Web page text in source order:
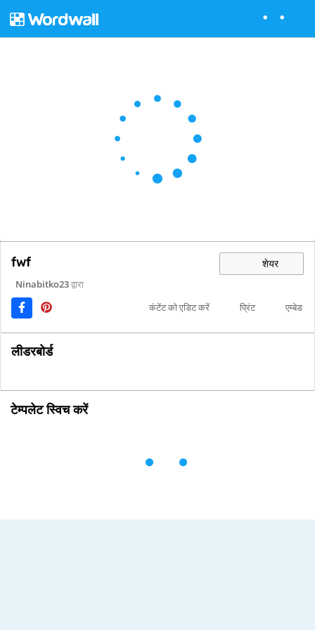
fwf शेयर
Ninabitko23द्वारा
कंटेंट को एडिट करें
प्रिंट एम्बेड
लीडरबोर्ड
टेम्पलेट स्विच करें